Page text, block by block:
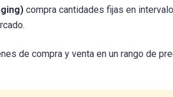
compra cantidades fijas en
de compra y venta en un rango de